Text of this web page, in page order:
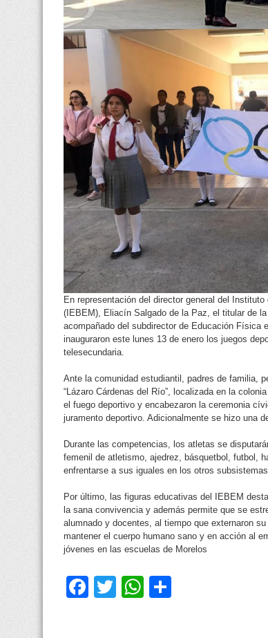
En representación del director general del
(IEBEM), Eliacín Salgado de la Paz, el titular de
acompañado del subdirector de Educación Física
inauguraron este lunes 13 de enero los juegos
telesecundaria.
Ante la comunidad estudiantil, padres de familia,
“Lázaro Cárdenas del Río”, localizada en la
el fuego deportivo y encabezaron la ceremonia
juramento deportivo. Adicionalmente se hizo una
Durante las competencias, los atletas se
femenil de atletismo, ajedrez, básquetbol, futbol,
enfrentarse a sus iguales en los otros
Por último, las figuras educativas del IEBEM
la sana convivencia y además permite que se
alumnado y docentes, al tiempo que externaron
mantener el cuerpo humano sano y en acción al
jóvenes en las escuelas de Morelos
Facebook
TwitterWhatsApp